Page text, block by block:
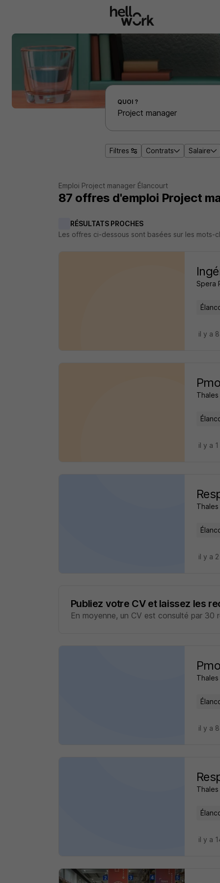
Effectuer une recherche d'emploi par localité
QUOI ?
Filtres Contrats Salaire
Emploi Project manager Élancourt
87 offres d'emploi Project
RÉSULTATS PROCHES
Les offres ci-dessous sont basées sur les mots-
Spera
il y a
Thales
il y a
Thales
il y a
Publiez votre CV et laissez les
En moyenne, un CV est consulté par 30
Thales
il y a
Thales
il y a